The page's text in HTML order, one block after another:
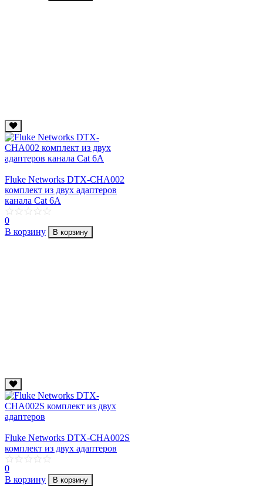
Fluke Networks DTX-CHA002
комплект из двух адаптеров
канала Cat 6А
0
В корзину
В корзину
Fluke Networks DTX-CHA002S
комплект из двух адаптеров
0
В корзину
В корзину